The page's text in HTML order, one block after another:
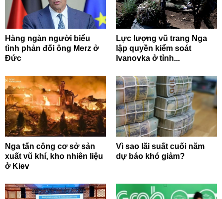
Hàng ngàn người biểu
tình phản đối ông Merz ở
Đức
Lực lượng vũ trang Nga
lập quyền kiểm soát
Ivanovka ở tỉnh...
Nga tấn công cơ sở sản
xuất vũ khí, kho nhiên liệu
ở Kiev
Vì sao lãi suất cuối năm
dự báo khó giảm?